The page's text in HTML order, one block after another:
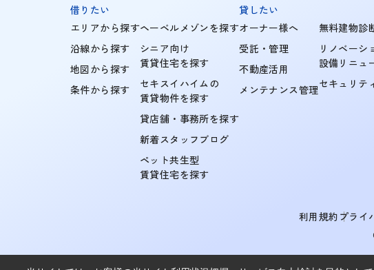
借りたい
エリアから探す
沿線から探す
地図から探す
条件から探す
ヘーベルメゾンを探す
シニア向け
賃貸住宅を探す
セキスイハイムの
賃貸物件を探す
貸店舗・事務所を探す
新着スタッフブログ
ペット共生型
賃貸住宅を探す
貸したい
オーナー様へ
受託・管理
不動産活用
メンテナンス管理
無料建物診
リノベーシ
設備リニュ
セキュリテ
利用規約 プライ